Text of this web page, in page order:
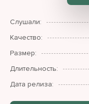
Слушали:
Качество:
Размер:
Длительность:
Дата релиза: